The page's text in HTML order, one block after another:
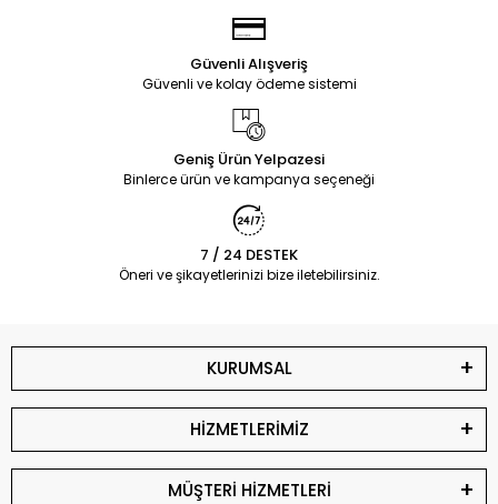
Güvenli Alışveriş
Güvenli ve kolay ödeme sistemi
Geniş Ürün Yelpazesi
Binlerce ürün ve kampanya seçeneği
7 / 24 DESTEK
Öneri ve şikayetlerinizi bize iletebilirsiniz.
KURUMSAL
HİZMETLERİMİZ
MÜŞTERİ HİZMETLERİ